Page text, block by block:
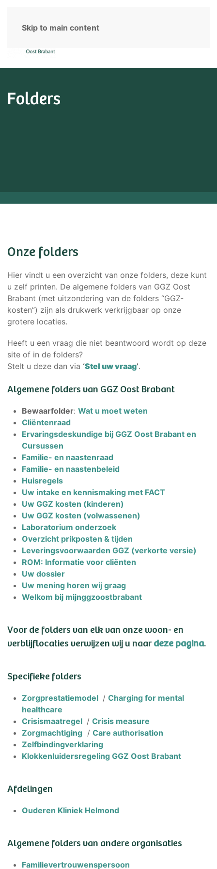
Skip to main content
Folders
Onze folders
Hier vindt u een overzicht van onze folders, deze kunt
u zelf printen. De algemene folders van GGZ Oost
Brabant (met uitzondering van de folders “GGZ-
kosten”) zijn als drukwerk verkrijgbaar op onze
grotere locaties.
Heeft u een vraag die niet beantwoord wordt op deze
site of in de folders?
Stelt u deze dan via ‘Stel uw vraag’.
Algemene folders van GGZ Oost Brabant
Bewaarfolder: Wat u moet weten
Cliëntenraad
Ervaringsdeskundige bij GGZ Oost Brabant en
Cursussen
Familie- en naastenraad
Familie- en naastenbeleid
Huisregels
Uw intake en kennismaking met FACT
Uw GGZ kosten (kinderen)
Uw GGZ kosten (volwassenen)
Laboratorium onderzoek
Overzicht prikposten & tijden
Leveringsvoorwaarden GGZ (verkorte versie)
ROM: Informatie voor cliënten
Uw dossier
Uw mening horen wij graag
Welkom bij mijnggzoostbrabant
Voor de folders van elk van onze woon- en
verblijflocaties verwijzen wij u naardeze pagina.
Specifieke folders
Zorgprestatiemodel / Charging for mental
healthcare
Crisismaatregel / Crisis measure
Zorgmachtiging / Care authorisation
Zelfbindingverklaring
Klokkenluidersregeling GGZ Oost Brabant
Afdelingen
Ouderen Kliniek Helmond
Algemene folders van andere organisaties
Familievertrouwenspersoon